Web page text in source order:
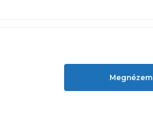
Megnézem